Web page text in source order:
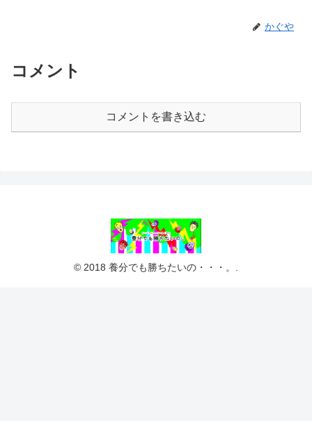
かぐや
コメント
コメントを書き込む
© 2018 養分でも勝ちたいの・・・。.